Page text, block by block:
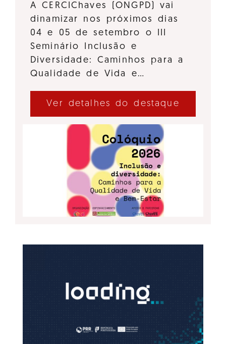
A CERCIChaves (ONGPD) vai
dinamizar nos próximos dias
04 e 05 de setembro o III
Seminário Inclusão e
Diversidade: Caminhos para a
Qualidade de Vida e…
Ver detalhes do destaque